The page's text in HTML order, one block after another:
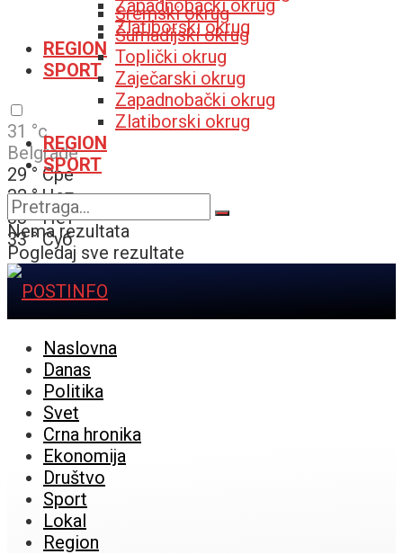
Zapadnobački okrug
Zlatiborski okrug
REGION
SPORT
31 °c
Belgrade
29 ° Сре
32 ° Чет
33 ° Пет
33 ° Суб
Sremski okrug
Šumadijski okrug
Toplički okrug
Zaječarski okrug
Zapadnobački okrug
Zlatiborski okrug
REGION
SPORT
Nema rezultata
Pogledaj sve rezultate
Naslovna
Danas
Politika
Svet
Crna hronika
Ekonomija
Društvo
Sport
Lokal
Region